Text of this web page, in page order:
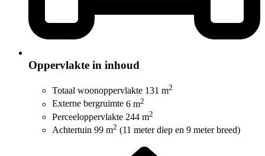
Oppervlakte in inhoud
Totaal woonoppervlakte 131 m2
Externe bergruimte 6 m2
Perceeloppervlakte 244 m2
Achtertuin 99 m2 (11 meter diep en 9 meter breed)